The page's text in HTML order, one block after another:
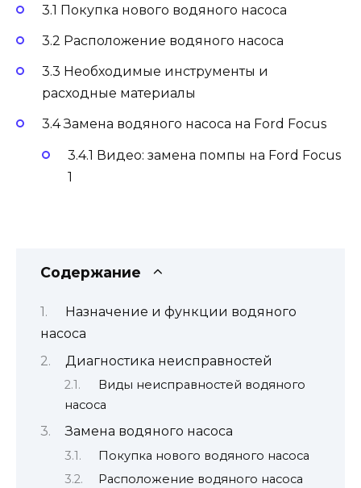
3.1 Покупка нового водяного насоса
3.2 Расположение водяного насоса
3.3 Необходимые инструменты и
расходные материалы
3.4 Замена водяного насоса на Ford Focus
3.4.1 Видео: замена помпы на Ford Focus
1
Содержание
Назначение и функции водяного
насоса
Диагностика неисправностей
Виды неисправностей водяного
насоса
Замена водяного насоса
Покупка нового водяного насоса
Расположение водяного насоса